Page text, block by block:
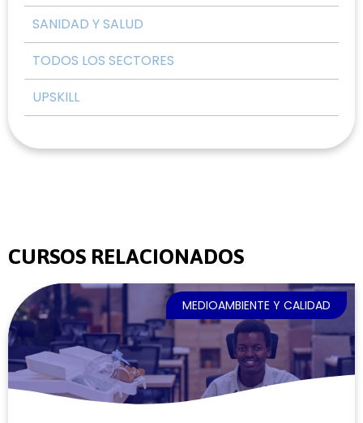
SANIDAD Y SALUD
TODOS LOS SECTORES
UPSKILL
CURSOS RELACIONADOS
MEDIOAMBIENTE Y CALIDAD